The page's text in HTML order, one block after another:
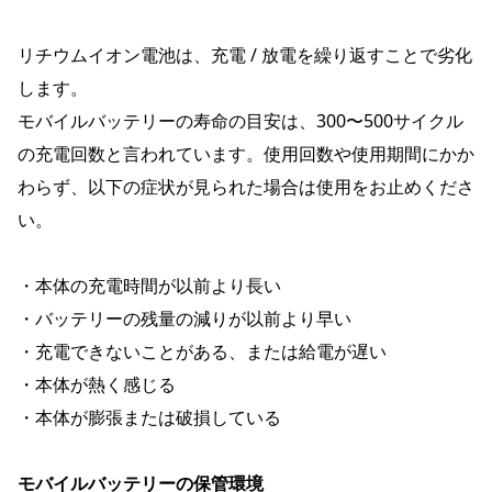
リチウムイオン電池は、充電 / 放電を繰り返すことで劣化
します。
モバイルバッテリーの寿命の目安は、300〜500サイクル
の充電回数と言われています。使用回数や使用期間にかか
わらず、以下の症状が見られた場合は使用をお止めくださ
い。
・本体の充電時間が以前より長い
・バッテリーの残量の減りが以前より早い
・充電できないことがある、または給電が遅い
・本体が熱く感じる
・本体が膨張または破損している
モバイルバッテリーの保管環境